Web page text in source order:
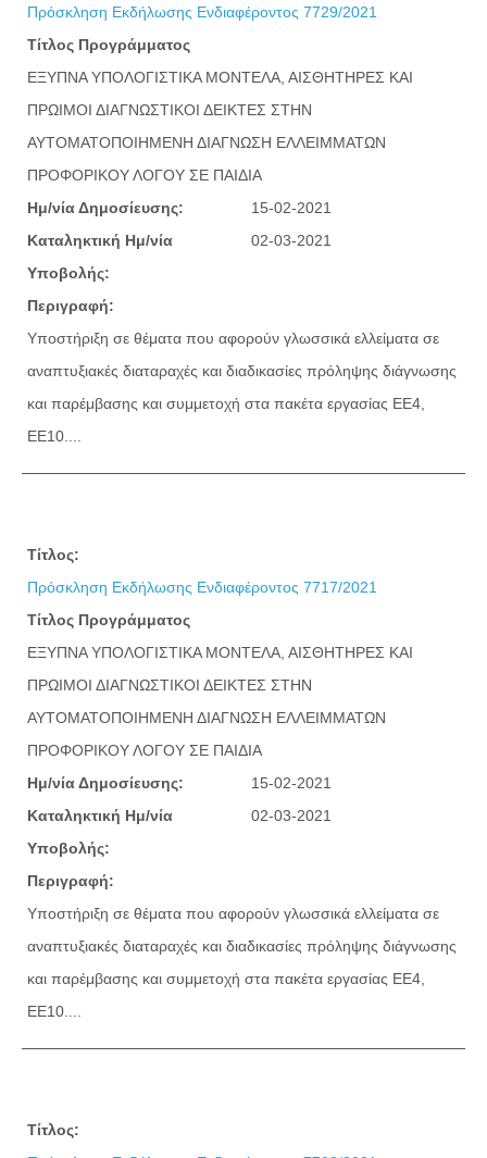
Πρόσκληση Εκδήλωσης Ενδιαφέροντος 7729/2021
Τίτλος Προγράμματος
ΕΞΥΠΝΑ ΥΠΟΛΟΓΙΣΤΙΚΑ ΜΟΝΤΕΛΑ, ΑΙΣΘΗΤΗΡΕΣ ΚΑΙ
ΠΡΩΙΜΟΙ ΔΙΑΓΝΩΣΤΙΚΟΙ ΔΕΙΚΤΕΣ ΣΤΗΝ
ΑΥΤΟΜΑΤΟΠΟΙΗΜΕΝΗ ΔΙΑΓΝΩΣΗ ΕΛΛΕΙΜΜΑΤΩΝ
ΠΡΟΦΟΡΙΚΟΥ ΛΟΓΟΥ ΣΕ ΠΑΙΔΙΑ
Ημ/νία Δημοσίευσης:
15-02-2021
Καταληκτική Ημ/νία
Υποβολής:
02-03-2021
Περιγραφή:
Υποστήριξη σε θέματα που αφορούν γλωσσικά ελλείματα σε
αναπτυξιακές διαταραχές και διαδικασίες πρόληψης διάγνωσης
και παρέμβασης και συμμετοχή στα πακέτα εργασίας ΕΕ4,
ΕΕ10....
Τίτλος:
Πρόσκληση Εκδήλωσης Ενδιαφέροντος 7717/2021
Τίτλος Προγράμματος
ΕΞΥΠΝΑ ΥΠΟΛΟΓΙΣΤΙΚΑ ΜΟΝΤΕΛΑ, ΑΙΣΘΗΤΗΡΕΣ ΚΑΙ
ΠΡΩΙΜΟΙ ΔΙΑΓΝΩΣΤΙΚΟΙ ΔΕΙΚΤΕΣ ΣΤΗΝ
ΑΥΤΟΜΑΤΟΠΟΙΗΜΕΝΗ ΔΙΑΓΝΩΣΗ ΕΛΛΕΙΜΜΑΤΩΝ
ΠΡΟΦΟΡΙΚΟΥ ΛΟΓΟΥ ΣΕ ΠΑΙΔΙΑ
Ημ/νία Δημοσίευσης:
15-02-2021
Καταληκτική Ημ/νία
Υποβολής:
02-03-2021
Περιγραφή:
Υποστήριξη σε θέματα που αφορούν γλωσσικά ελλείματα σε
αναπτυξιακές διαταραχές και διαδικασίες πρόληψης διάγνωσης
και παρέμβασης και συμμετοχή στα πακέτα εργασίας ΕΕ4,
ΕΕ10....
Τίτλος: